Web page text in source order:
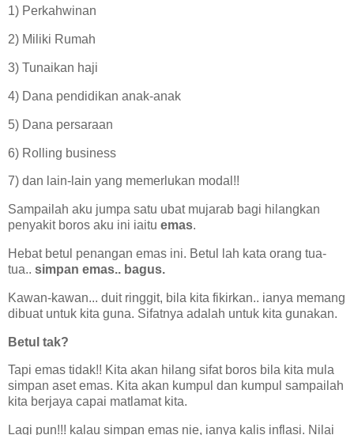
1) Perkahwinan
2) Miliki Rumah
3) Tunaikan haji
4) Dana pendidikan anak-anak
5) Dana persaraan
6) Rolling business
7) dan lain-lain yang memerlukan modal!!
Sampailah aku jumpa satu ubat mujarab bagi hilangkan
penyakit boros aku ini iaitu emas.
Hebat betul penangan emas ini. Betul lah kata orang tua-
tua.. simpan emas.. bagus.
Kawan-kawan... duit ringgit, bila kita fikirkan.. ianya memang
dibuat untuk kita guna. Sifatnya adalah untuk kita gunakan.
Betul tak?
Tapi emas tidak!! Kita akan hilang sifat boros bila kita mula
simpan aset emas. Kita akan kumpul dan kumpul sampailah
kita berjaya capai matlamat kita.
Lagi pun!!! kalau simpan emas nie, ianya kalis inflasi. Nilai